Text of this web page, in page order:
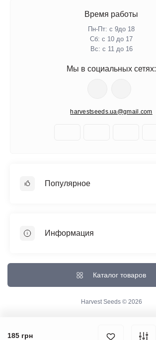
185 грн
Время работы
Пн-Пт: с 9до 18
Сб: с 10 до 17
Вс: с 11 до 16
Мы в социальных сетях:
harvestseeds.ua@gmail.com
Популярное
Быстроцветущие сорта
Информация
Доставка и Оплата
О магазине
Каталог товаров
Harvest Seeds © 2026